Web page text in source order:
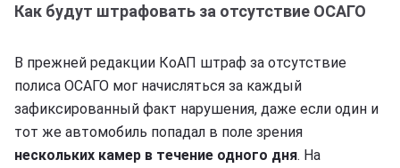
Как будут штрафовать за отсутствие ОСАГО
В прежней редакции КоАП штраф за отсутствие
полиса ОСАГО мог начисляться за каждый
зафиксированный факт нарушения, даже если один и
тот же автомобиль попадал в поле зрения
нескольких камер в течение одного дня. На